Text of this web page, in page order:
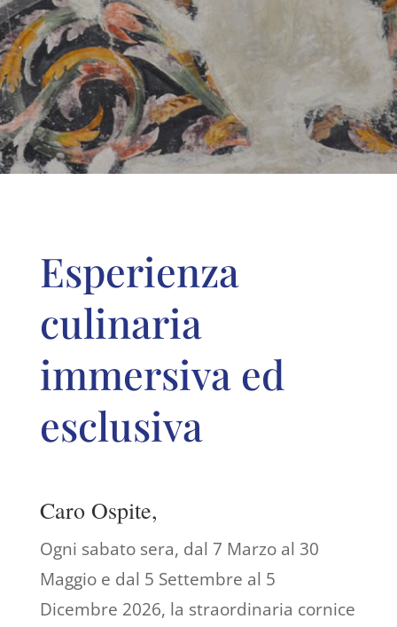
Esperienza
culinaria
immersiva ed
esclusiva
Caro Ospite,
Ogni sabato sera, dal 7 Marzo al 30
Maggio e dal 5 Settembre al 5
Dicembre 2026, la straordinaria cornice